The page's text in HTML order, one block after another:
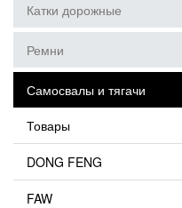
Катки дорожные
Ремни
Самосвалы и тягачи
Товары
DONG FENG
FAW